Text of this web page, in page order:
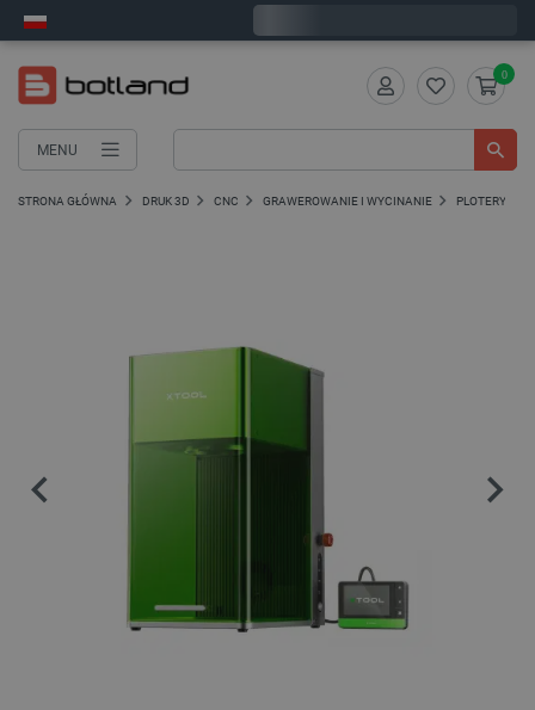
MENU
0
STRONA GŁÓWNA DRUK 3D CNC GRAWEROWANIE I WYCINANIE PLOTERY